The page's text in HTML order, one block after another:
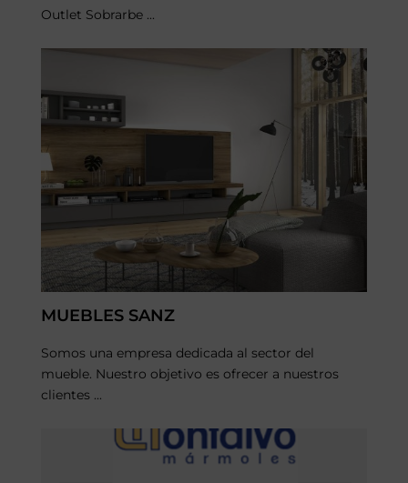
Outlet Sobrarbe ...
MUEBLES SANZ
Somos una empresa dedicada al sector del
mueble. Nuestro objetivo es ofrecer a nuestros
clientes ...